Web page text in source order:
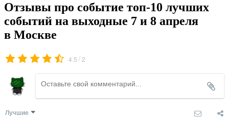
Отзывы про событие топ-10 лучших
событий на выходные 7 и 8 апреля
в Москве
4.5 /2
Лучшие